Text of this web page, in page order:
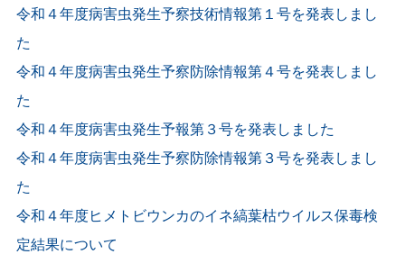
令和４年度病害虫発生予察技術情報第１号を発表しまし
た
令和４年度病害虫発生予察防除情報第４号を発表しまし
た
令和４年度病害虫発生予報第３号を発表しました
令和４年度病害虫発生予察防除情報第３号を発表しまし
た
令和４年度ヒメトビウンカのイネ縞葉枯ウイルス保毒検
定結果について